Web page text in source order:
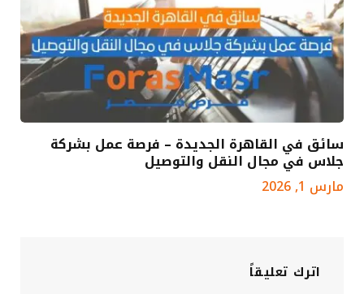
سائق في القاهرة الجديدة – فرصة عمل بشركة
جلاس في مجال النقل والتوصيل
مارس 1, 2026
اترك تعليقاً